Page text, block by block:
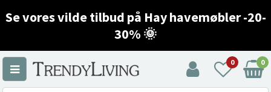
Se vores vilde tilbud på Hay havemøbler -20-
30% 🌞
0 0